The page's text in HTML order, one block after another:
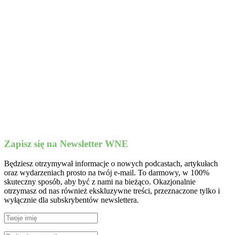
Zapisz się na Newsletter WNE
Będziesz otrzymywał informacje o nowych podcastach, artykułach
oraz wydarzeniach prosto na twój e-mail. To darmowy, w 100%
skuteczny sposób, aby być z nami na bieżąco. Okazjonalnie
otrzymasz od nas również ekskluzywne treści, przeznaczone tylko i
wyłącznie dla subskrybentów newslettera.